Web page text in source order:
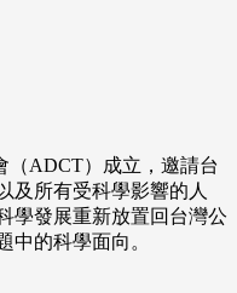
（ADCT）成立，邀請台
及所有受科學影響的人
學發展重新放置回台灣公
中的科學面向。